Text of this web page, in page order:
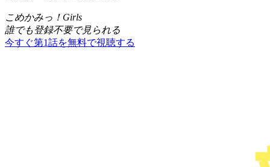
こめかみっ！Girls
誰でも登録不要で見られる
今すぐ第1話を無料で視聴する